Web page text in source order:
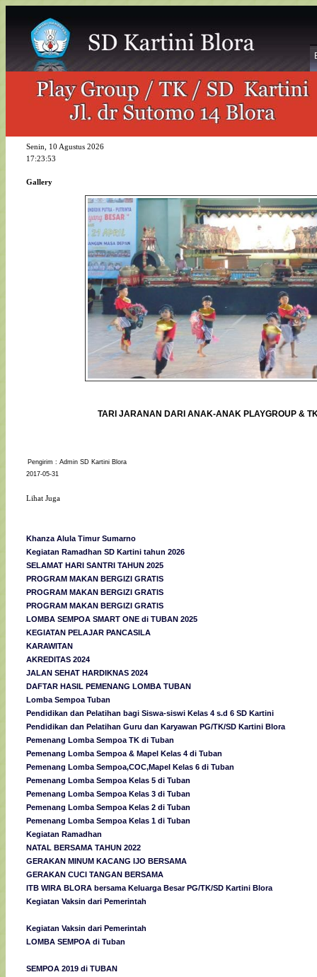
Senin, 10 Agustus 2026
17:23:53
Gallery
TARI JARANAN DARI ANAK-ANAK PLAYGROUP &
Pengirim : Admin SD Kartini Blora
2017-05-31
Lihat Juga
Khanza Alula Timur Sumarno
Kegiatan Ramadhan SD Kartini tahun 2026
SELAMAT HARI SANTRI TAHUN 2025
PROGRAM MAKAN BERGIZI GRATIS
PROGRAM MAKAN BERGIZI GRATIS
PROGRAM MAKAN BERGIZI GRATIS
LOMBA SEMPOA SMART ONE di TUBAN 2025
KEGIATAN PELAJAR PANCASILA
KARAWITAN
AKREDITAS 2024
JALAN SEHAT HARDIKNAS 2024
DAFTAR HASIL PEMENANG LOMBA TUBAN
Lomba Sempoa Tuban
Pendidikan dan Pelatihan bagi Siswa-siswi Kelas 4 s.d 6 SD Kartini
Pendidikan dan Pelatihan Guru dan Karyawan PG/TK/SD Kartini Blora
Pemenang Lomba Sempoa TK di Tuban
Pemenang Lomba Sempoa & Mapel Kelas 4 di Tuban
Pemenang Lomba Sempoa,COC,Mapel Kelas 6 di Tuban
Pemenang Lomba Sempoa Kelas 5 di Tuban
Pemenang Lomba Sempoa Kelas 3 di Tuban
Pemenang Lomba Sempoa Kelas 2 di Tuban
Pemenang Lomba Sempoa Kelas 1 di Tuban
Kegiatan Ramadhan
NATAL BERSAMA TAHUN 2022
GERAKAN MINUM KACANG IJO BERSAMA
GERAKAN CUCI TANGAN BERSAMA
ITB WIRA BLORA bersama Keluarga Besar PG/TK/SD Kartini Blora
Kegiatan Vaksin dari Pemerintah
Kegiatan Vaksin dari Pemerintah
LOMBA SEMPOA di Tuban
SEMPOA 2019 di TUBAN